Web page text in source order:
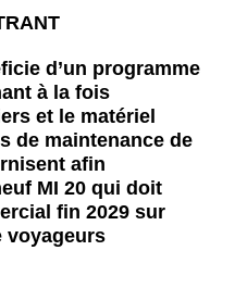
d’un programme
à la fois
et le matériel
de maintenance de
afin
MI 20 qui doit
fin 2029 sur
voyageurs